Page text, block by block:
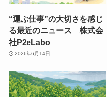
“運ぶ仕事”の大切さを感じ
る最近のニュース 株式会
社P2eLabo
2026年6月14日